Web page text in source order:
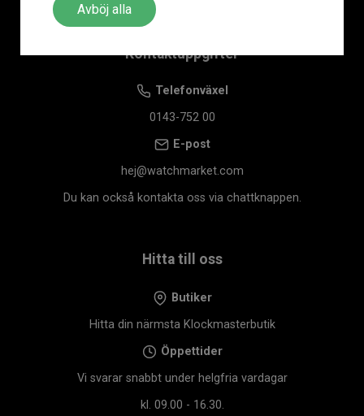
Avböj alla
Kontaktuppgifter
Telefonväxel
0143-752 00
E-post
hej@watchmarket.com
Du kan också kontakta oss via chattknappen.
Hitta till oss
Butiker
Hitta din närmsta Klockmasterbutik
Öppettider
Vi svarar snabbt under helgfria vardagar
kl. 09.00 - 16.30.